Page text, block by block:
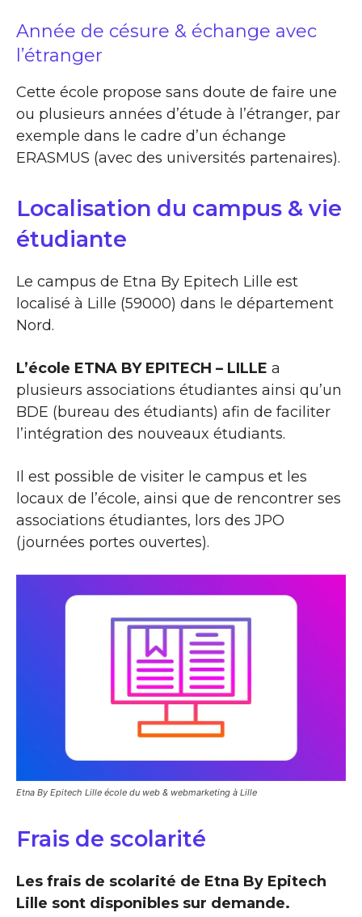
Année de césure & échange avec
l’étranger
Cette école propose sans doute de faire une
ou plusieurs années d’étude à l’étranger, par
exemple dans le cadre d’un échange
ERASMUS (avec des universités partenaires).
Localisation du campus & vie
étudiante
Le campus de Etna By Epitech Lille est
localisé à Lille (59000) dans le département
Nord.
L’école ETNA BY EPITECH – LILLE a
plusieurs associations étudiantes ainsi qu’un
BDE (bureau des étudiants) afin de faciliter
l’intégration des nouveaux étudiants.
Il est possible de visiter le campus et les
locaux de l’école, ainsi que de rencontrer ses
associations étudiantes, lors des JPO
(journées portes ouvertes).
Etna By Epitech Lille école du web & webmarketing à Lille
Frais de scolarité
Les frais de scolarité de Etna By Epitech
Lille sont disponibles sur demande.